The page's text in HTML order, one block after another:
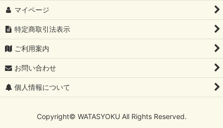
マイページ
特定商取引法表示
ご利用案内
お問い合わせ
個人情報について
Copyright© WATASYOKU All Rights Reserved.